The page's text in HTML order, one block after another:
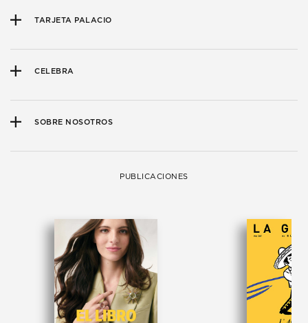
TARJETA PALACIO
CELEBRA
SOBRE NOSOTROS
PUBLICACIONES